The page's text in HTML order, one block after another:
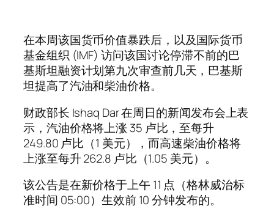
在本周该国货币价值暴跌后，以及国际货币
基金组织 (IMF) 访问该国讨论停滞不前的巴
基斯坦融资计划第九次审查前几天，巴基斯
坦提高了汽油和柴油价格。
财政部长 Ishaq Dar 在周日的新闻发布会上表
示，汽油价格将上涨 35 卢比，至每升
249.80 卢比（1 美元），而高速柴油价格将
上涨至每升 262.8 卢比（1.05 美元）。
该公告是在新价格于上午 11 点（格林威治标
准时间 05:00）生效前 10 分钟发布的。